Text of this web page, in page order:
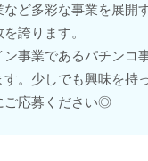
など多彩な事業を展開
誇ります。
事業であるパチンコ
。少しでも興味を持
ご応募ください◎